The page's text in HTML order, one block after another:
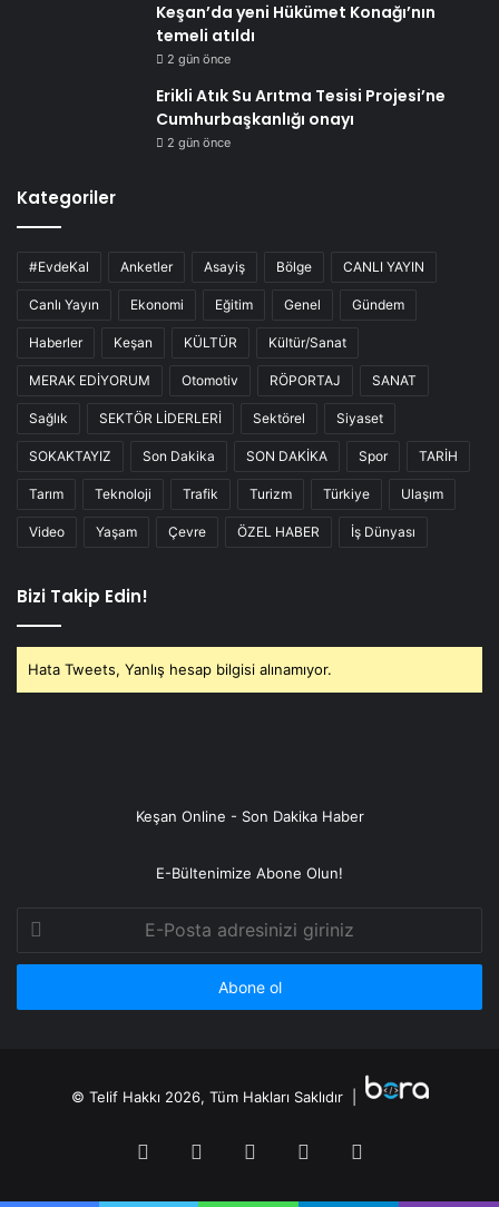
Keşan’da yeni Hükümet Konağı’nın
temeli atıldı
2 gün önce
Erikli Atık Su Arıtma Tesisi Projesi’ne
Cumhurbaşkanlığı onayı
2 gün önce
Kategoriler
#EvdeKal Anketler Asayiş Bölge CANLI YAYIN
Canlı Yayın Ekonomi Eğitim Genel Gündem
Haberler Keşan KÜLTÜR Kültür/Sanat
MERAK EDİYORUM Otomotiv RÖPORTAJ SANAT
Sağlık SEKTÖR LİDERLERİ Sektörel Siyaset
SOKAKTAYIZ Son Dakika SON DAKİKA Spor TARİH
Tarım Teknoloji Trafik Turizm Türkiye Ulaşım
Video Yaşam Çevre ÖZEL HABER İş Dünyası
Bizi Takip Edin!
Hata Tweets, Yanlış hesap bilgisi alınamıyor.
Keşan Online - Son Dakika Haber
E-Bültenimize Abone Olun!
Posta
adresinizi
© Telif Hakkı 2026, Tüm Hakları Saklıdır |
FacebookTwitter YouTubeInstagram